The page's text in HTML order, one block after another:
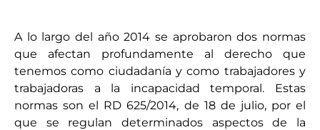
A lo largo del año 2014 se aprobaron dos normas
que afectan profundamente al derecho que
tenemos como ciudadanía y como trabajadores y
trabajadoras a la incapacidad temporal. Estas
normas son el RD 625/2014, de 18 de julio, por el
que se regulan determinados aspectos de la